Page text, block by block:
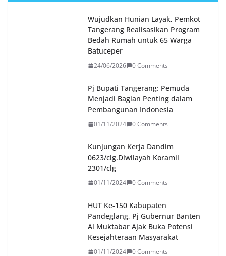
Wujudkan Hunian Layak, Pemkot
Tangerang Realisasikan Program
Bedah Rumah untuk 65 Warga
Batuceper
24/06/2026 0 Comments
Pj Bupati Tangerang: Pemuda
Menjadi Bagian Penting dalam
Pembangunan Indonesia
01/11/2024 0 Comments
Kunjungan Kerja Dandim
0623/clg.Diwilayah Koramil
2301/clg
01/11/2024 0 Comments
HUT Ke-150 Kabupaten
Pandeglang, Pj Gubernur Banten
Al Muktabar Ajak Buka Potensi
Kesejahteraan Masyarakat
01/11/2024 0 Comments